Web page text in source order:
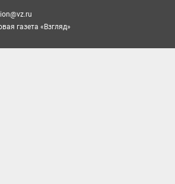
газета «Взгляд»